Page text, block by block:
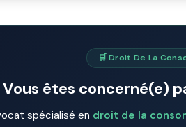
🛒 Droit De La
Vous êtes concerné(e)
spécialisé en droit de la